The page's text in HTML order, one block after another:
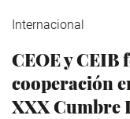
Internacional
CEOE y CEIB
cooperación
XXX Cumbre